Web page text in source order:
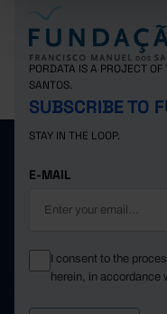
PORDATA IS A PROJECT
SANTOS.
SUBSCRIBE TO
STAY IN THE LOOP.
E-MAIL
I consent to the
herein, in accordance